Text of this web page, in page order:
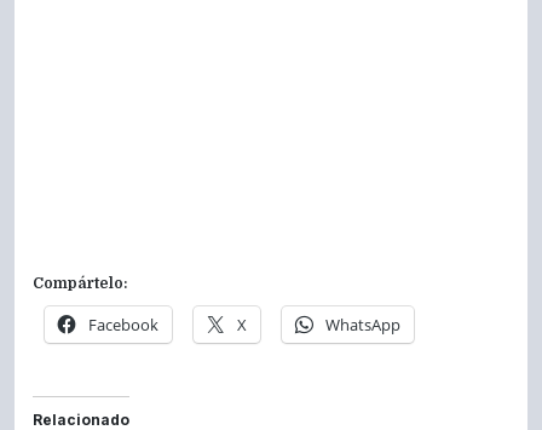
Compártelo:
Facebook X WhatsApp
Relacionado